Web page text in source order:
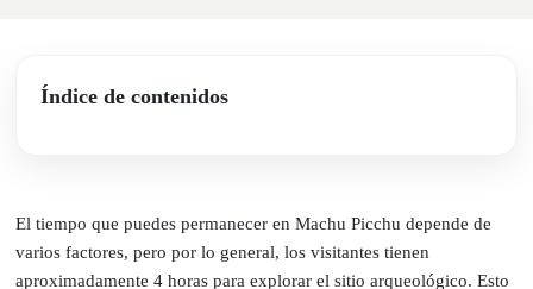
Índice de contenidos
El tiempo que puedes permanecer en Machu Picchu depende de
varios factores, pero por lo general, los visitantes tienen
aproximadamente 4 horas para explorar el sitio arqueológico. Esto